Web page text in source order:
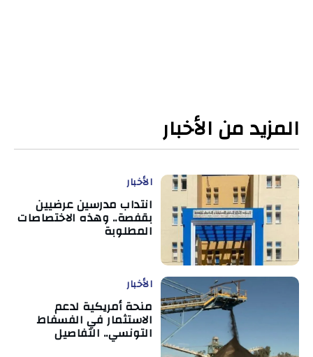
المزيد من الأخبار
الأخبار
انتداب مدرسين عرضيين
بقفصة.. وهذه الاختصاصات
المطلوبة
الأخبار
منحة أمريكية لدعم
الاستثمار في الفسفاط
التونسي.. التفاصيل